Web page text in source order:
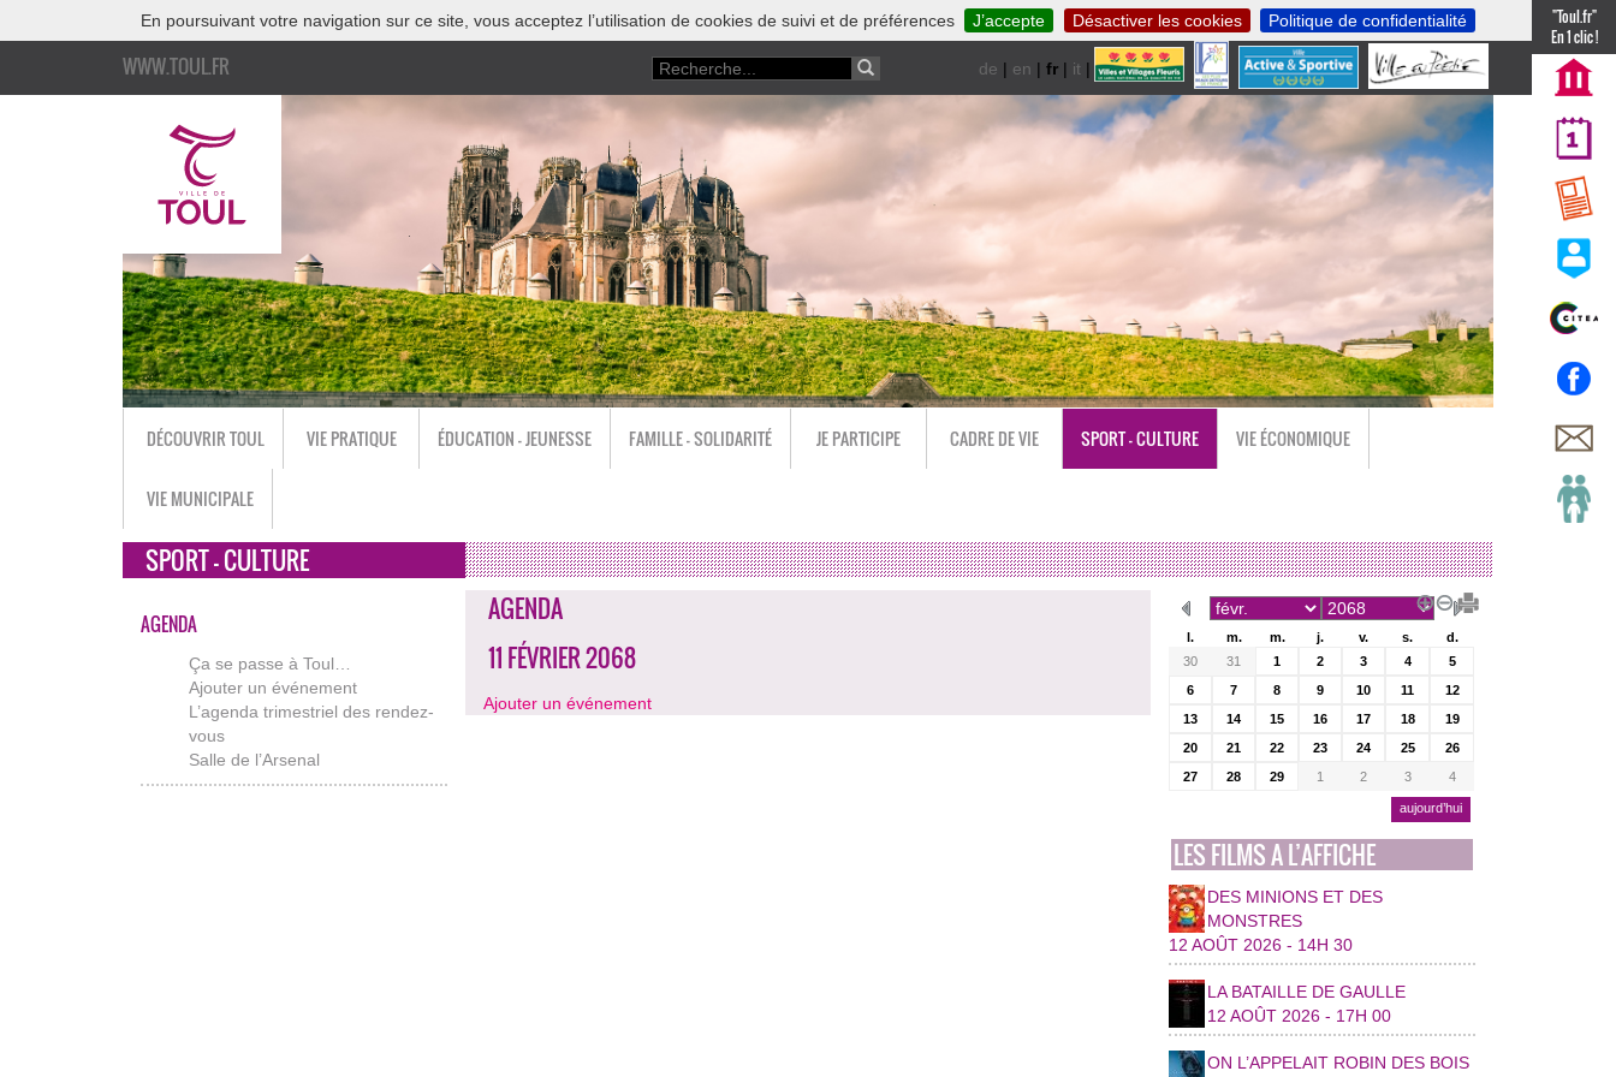
En poursuivant votre navigation sur ce site, vous acceptez l’utilisation de cookies de suivi et de préférences J’accepte Désactiver les cookies Politique de confidentialité
WWW.TOUL.FR de | en | fr | it |nl
"Toul.fr"
En 1 clic !
DÉCOUVRIR TOUL VIE PRATIQUE ÉDUCATION - JEUNESSE FAMILLE - SOLIDARITÉ JE PARTICIPE CADRE DE VIE SPORT - CULTURE VIE ÉCONOMIQUE
VIE MUNICIPALE
SPORT - CULTURE
AGENDA
Ça se passe à Toul…
Ajouter un événement
L’agenda trimestriel des rendez-
vous
Salle de l’Arsenal
AGENDA
11 FÉVRIER 2068
Ajouter un événement
l. m. m. j. v. s.
d.
30
31 1 2 3 4
5
6
7 8 9 10 11
12
13
14 15 16 17 18
19
20
21 22 23 24 25
26
27
28 29 1 2 3 4
aujourd’hui
LES FILMS A L’AFFICHE
DES MINIONS ET DES
MONSTRES
12 AOÛT 2026 - 14H 30
LA BATAILLE DE GAULLE
12 AOÛT 2026 - 17H 00
ON L’APPELAIT ROBIN DES BOIS